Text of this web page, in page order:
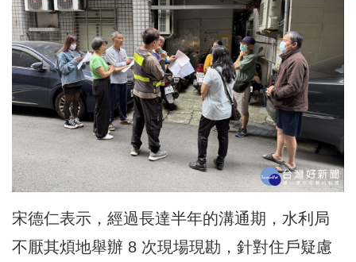
宋德仁表示，經過長達半年的溝通期，水利局
不厭其煩地舉辦 8 次現場現勘，針對住戶疑慮